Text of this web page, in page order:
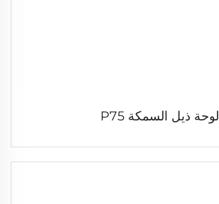
لوحة ذيل السمكة P75